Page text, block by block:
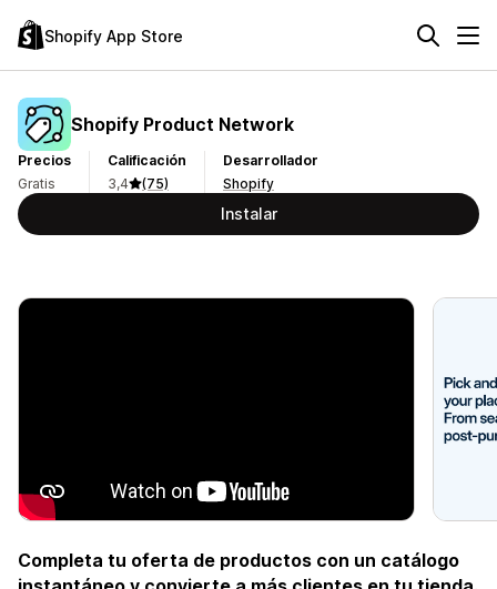
Shopify App Store
Shopify Product Network
Precios
Gratis
Calificación
3,4
(75)
Desarrollador
Shopify
Instalar
Completa tu oferta de productos con un catálogo